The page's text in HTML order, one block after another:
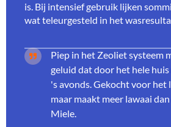
is. Bij intensief gebruik lijken
wat teleurgesteld in het
Piep in het Zeoliet systeem
geluid dat door het hele
's avonds. Gekocht voor het
maar maakt meer lawaai
Miele.